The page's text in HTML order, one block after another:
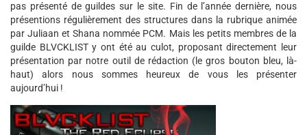
pas présenté de guildes sur le site. Fin de l’année dernière, nous
présentions régulièrement des structures dans la rubrique animée
par Juliaan et Shana nommée PCM. Mais les petits membres de la
guilde BLVCKLIST y ont été au culot, proposant directement leur
présentation par notre outil de rédaction (le gros bouton bleu, là-
haut) alors nous sommes heureux de vous les présenter
aujourd’hui !